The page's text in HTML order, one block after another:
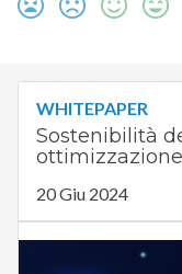
WHITEPAPER
Sostenibilità
20 Giu 2024